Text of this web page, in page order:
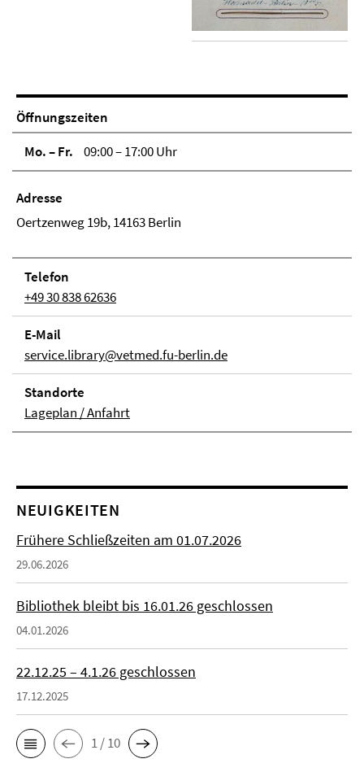
Öffnungszeiten
Mo. – Fr.
09:00 – 17:00 Uhr
Adresse
Oertzenweg 19b, 14163 Berlin
Telefon
+49 30 838 62636
E-Mail
service.library@vetmed.fu-berlin.de
Stand­orte
Lageplan / Anfahrt
NEUIGKEITEN
Frühere Schließzeiten am 01.07.2026
29.06.2026
Bibliothek bleibt bis 16.01.26 geschlossen
04.01.2026
22.12.25 – 4.1.26 geschlossen
17.12.2025
1 / 10